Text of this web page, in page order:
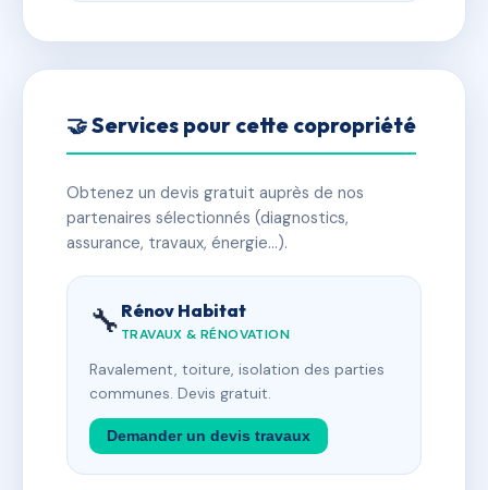
🤝 Services pour cette copropriété
Obtenez un devis gratuit auprès de nos
partenaires sélectionnés (diagnostics,
assurance, travaux, énergie…).
🔧 Rénov Habitat
TRAVAUX & RÉNOVATION
Ravalement, toiture, isolation des parties
communes. Devis gratuit.
Demander un devis travaux